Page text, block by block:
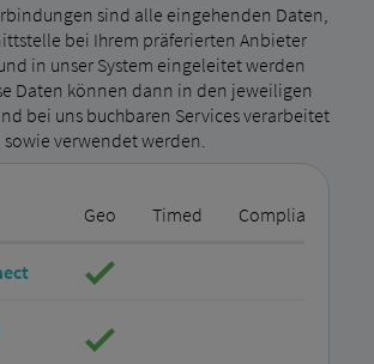
sind alle eingehenden Daten,
bei Ihrem präferierten Anbieter
in unser System eingeleitet werden
Daten können dann in den jeweiligen
bei uns buchbaren Services verarbeitet
sowie verwendet werden.
Geo Timed Compliant